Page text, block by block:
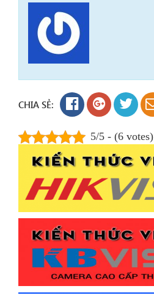
CHIA SẺ:
5/5 - (6 votes)